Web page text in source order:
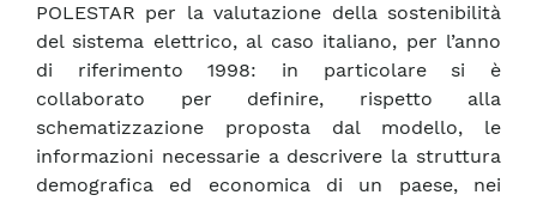
POLESTAR per la valutazione della sostenibilità
del sistema elettrico, al caso italiano, per l’anno
di riferimento 1998: in particolare si è
collaborato per definire, rispetto alla
schematizzazione proposta dal modello, le
informazioni necessarie a descrivere la struttura
demografica ed economica di un paese, nei